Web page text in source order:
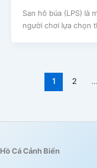
San hô búa (LPS) là
người chơi lựa chọn
1 2 …
Hồ Cá Cảnh Biển